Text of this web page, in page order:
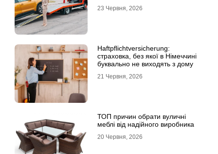
23 Червня, 2026
Haftpflichtversicherung:
страховка, без якої в Німеччині
буквально не виходять з дому
21 Червня, 2026
ТОП причин обрати вуличні
меблі від надійного виробника
20 Червня, 2026